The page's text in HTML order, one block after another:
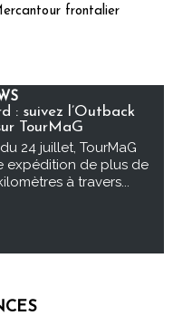
frontalier
: suivez l’Outback
TourMaG
24 juillet, TourMaG
expédition de plus de
à travers...